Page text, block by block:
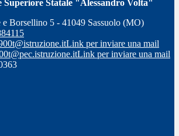
Superiore Statale "Alessandro Volta"
e Borsellino 5 - 41049 Sassuolo (MO)
Link per inviare una mail
Link per inviare una mail